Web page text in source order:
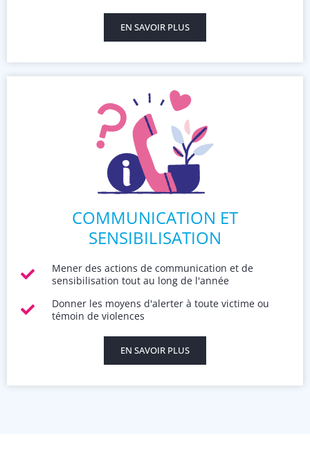
EN SAVOIR PLUS
COMMUNICATION ET
SENSIBILISATION
Mener des actions de communication et de
sensibilisation tout au long de l'année
Donner les moyens d'alerter à toute victime ou
témoin de violences
EN SAVOIR PLUS